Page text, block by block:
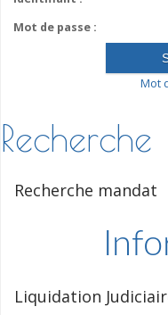
Mot de passe :
Mot
Recherche
Recherche mandat
Liquidation